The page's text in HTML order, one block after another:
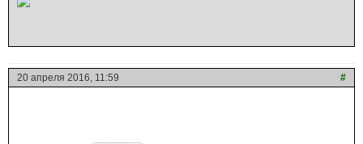
20 апреля 2016, 11:59 #